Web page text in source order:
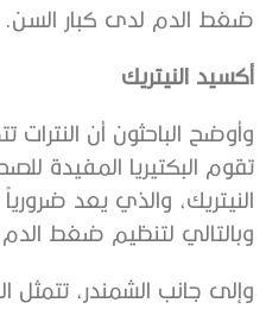
ضغط الدم لدى كبار السن.
أكسيد النيتريك
‫وأوضح الباحثون أن النترات
تقوم ‫البكتيريا المفيدة
النيتريك، والذي يعد
وبالتالي لتنظيم ضغط
‫وإلى جانب الشمندر، تتمثل